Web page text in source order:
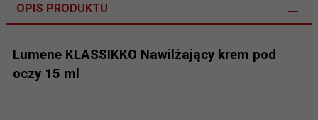
OPIS PRODUKTU
Lumene KLASSIKKO Nawilżający krem pod
oczy 15 ml